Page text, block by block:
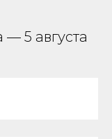
— 5 августа